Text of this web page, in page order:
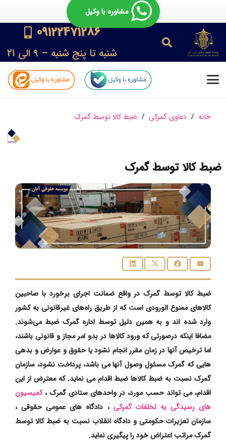
مشاوره با وکیل
09122471286
شنبه تا پنج شنبه – 9 الی 21
خانه / دعاوی گمرکی / ضبط کالا توسط گمرک
ضبط کالا توسط گمرک
ضبط کالا توسط گمرک در واقع ضمانت اجرای برخورد با صاحبین
کالاهای ممنوع‌ الورودی است که از طریق راه‌های غیرقانونی به کشور
وارد شده ‌اند و به همین دلیل توسط اداره گمرک ضبط می‌شوند.
مضافا اینکه درصورتی که ورود کالاها در بدو امر مجاز و قانونی باشند،
اما ترخیص آنها در زمان مقرر انجام نشود یا حقوق و عوارض و بدهی
هایی که گمرک مسئول وصول آنها می باشد، پرداخت نشود، سازمان
گمرک نسبت به ضبط کالاها ضبط اقدام می نماید. که معترض از این
اقدام، می تواند حسب مورد، در واحدهای ستادی گمرک ،کمیسیون
های رسیدگی به تخلفات گمرکی ، دادگاه های عمومی حقوقی ،
سازمان تعزیرات حکومتی و دادگاه انقلاب نسبت به ضبط کالا توسط
گمرک مراتب اعتراض خود را پیگیری نماید.